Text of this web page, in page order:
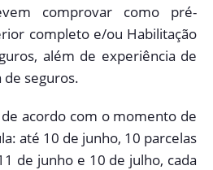
comprovar como pré-
completo e/ou Habilitação
além de experiência de
de seguros.
acordo com o momento de
até 10 de junho, 10 parcelas
de junho e 10 de julho, cada